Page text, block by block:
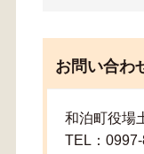
お問い合わ
和泊町役場
TEL：